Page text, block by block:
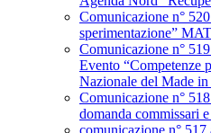
Comunicazione n°
sperimentazione”
Comunicazione n°
Evento “Competenze
Nazionale del Made
Comunicazione n°
domanda commissari